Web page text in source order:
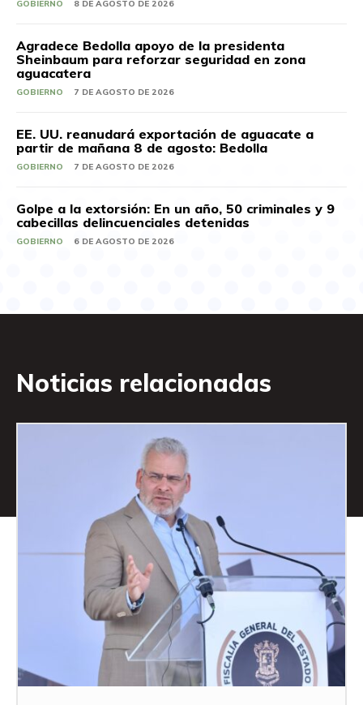
GOBIERNO 8 DE AGOSTO DE 2026
Agradece Bedolla apoyo de la presidenta
Sheinbaum para reforzar seguridad en zona
aguacatera
GOBIERNO 7 DE AGOSTO DE 2026
EE. UU. reanudará exportación de aguacate a
partir de mañana 8 de agosto: Bedolla
GOBIERNO 7 DE AGOSTO DE 2026
Golpe a la extorsión: En un año, 50 criminales y 9
cabecillas delincuenciales detenidas
GOBIERNO 6 DE AGOSTO DE 2026
Noticias relacionadas